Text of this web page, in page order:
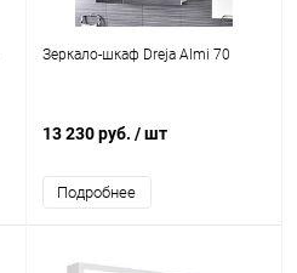
Зеркало-шкаф Dreja Almi 70
13 230 руб. / шт
Подробнее